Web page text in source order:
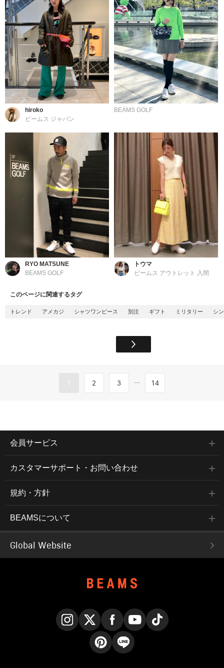
hiroko
ビームス ジャパン
BEAMS GOLF
RYO MATSUNE
BEAMS GOLF
トウマ
ビームス アウトレット 入間
このページに関連するタグ
トレンド アメカジ シャツワンピース 別注 ギフト ミリタリー シ
1 2 3 ... 14
会員サービス
カスタマーサポート・お問い合わせ
規約・方針
BEAMSについて
Global Website